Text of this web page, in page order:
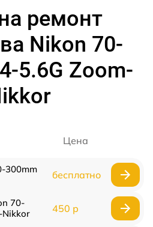
ремонт
Nikon 70-
5.6G Zoom-
Цена
300mm
бесплатно
70-
Nikkor
450 р